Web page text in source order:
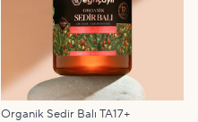
Organik Sedir Balı TA17+